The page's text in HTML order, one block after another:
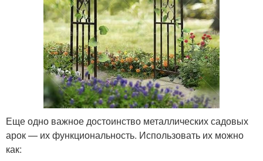
Еще одно важное достоинство металлических садовых
арок — их функциональность. Использовать их можно
как: